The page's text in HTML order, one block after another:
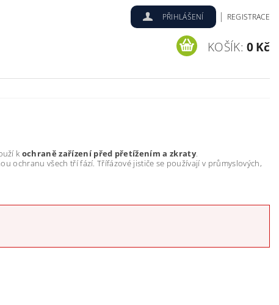
PŘIHLÁŠENÍ | REGISTRACE
KOŠÍK: 0 Kč
k ochraně zařízení před přetížením a zkraty.
ochranu všech tří fází. Třífázové jističe se používají v průmyslových,